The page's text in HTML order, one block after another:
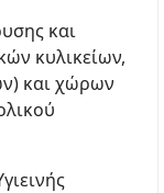
και
κυλικείων,
και χώρων